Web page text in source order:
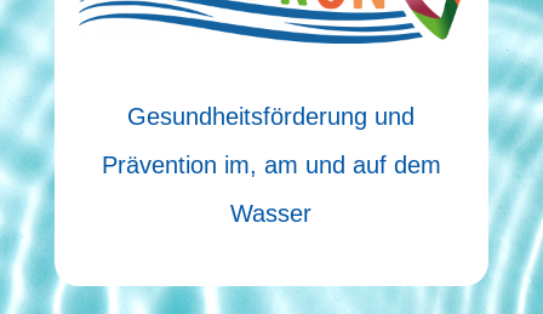
Gesundheitsförderung und
Prävention im, am und auf dem
Wasser